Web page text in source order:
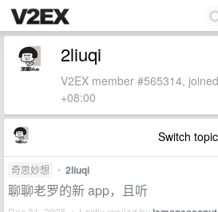
2liuqi
V2EX member #565314,
+08:00
Switch
奇思妙想 • 2liuqi
聊聊老罗的新 app，且听